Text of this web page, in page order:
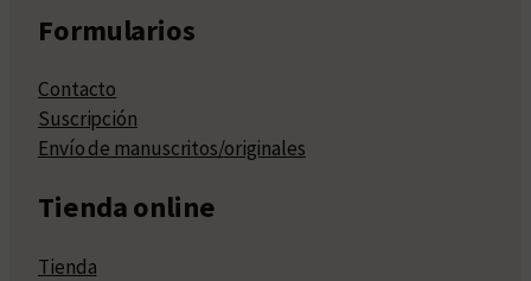
Formularios
Contacto
Suscripción
Envío de manuscritos/originales
Tienda online
Tienda